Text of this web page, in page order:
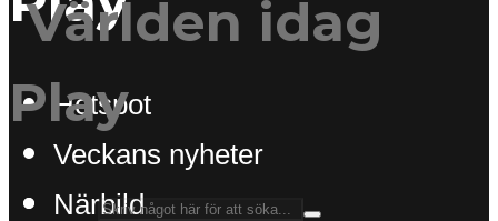
Hotspot
Veckans nyheter
Närbild